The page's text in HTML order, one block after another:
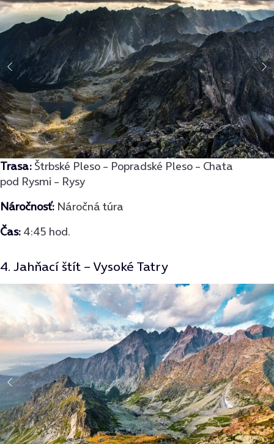
Trasa: Štrbské Pleso – Popradské Pleso – Chata
pod Rysmi – Rysy
Náročnosť: Náročná túra
Čas: 4:45 hod.
4. Jahňací štít – Vysoké Tatry